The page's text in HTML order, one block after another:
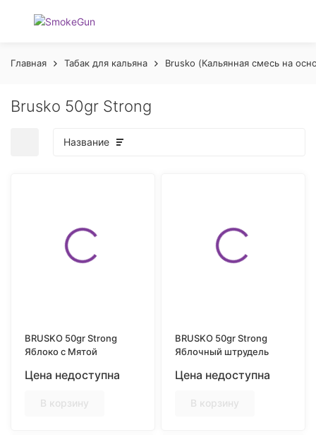
Главная Табак для кальяна Brusko (Кальянная смесь на
Brusko 50gr Strong
Название
BRUSKO 50gr Strong
Яблоко с Мятой
Цена недоступна
В корзину
BRUSKO 50gr Strong
Яблочный штрудель
Цена недоступна
В корзину